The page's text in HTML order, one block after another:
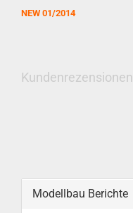
NEW 01/2014
Kundenrezensionen
Modellbau Berichte